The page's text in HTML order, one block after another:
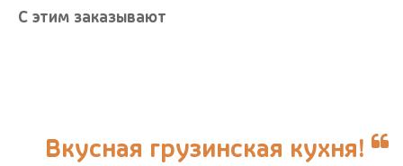
С этим заказывают
Вкусная грузинская кухня!